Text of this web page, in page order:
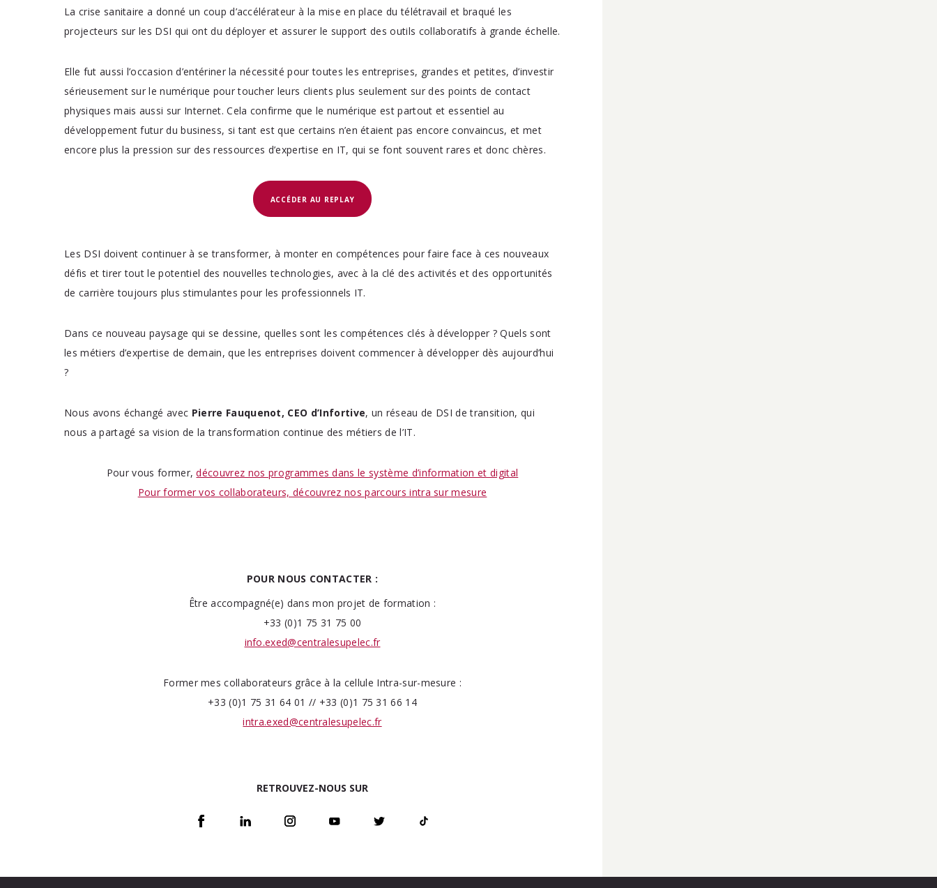
sélectionner
grâce à une
DÉCOUVRIR LES FORMATIONS
La crise sanitaire a donné un coup d’accélérateur à la mise en place du télétravail et braqué les
projecteurs sur les DSI qui ont du déployer et assurer le support des outils collaboratifs à grande échelle.
Elle fut aussi l’occasion d’entériner la nécessité pour toutes les entreprises, grandes et petites, d’investir
sérieusement sur le numérique pour toucher leurs clients plus seulement sur des points de contact
physiques mais aussi sur Internet. Cela confirme que le numérique est partout et essentiel au
développement futur du business, si tant est que certains n’en étaient pas encore convaincus, et met
encore plus la pression sur des ressources d’expertise en IT, qui se font souvent rares et donc chères.
ACCÉDER AU REPLAY
Les DSI doivent continuer à se transformer, à monter en compétences pour faire face à ces nouveaux
défis et tirer tout le potentiel des nouvelles technologies, avec à la clé des activités et des opportunités
de carrière toujours plus stimulantes pour les professionnels IT.
Dans ce nouveau paysage qui se dessine, quelles sont les compétences clés à développer ? Quels sont
les métiers d’expertise de demain, que les entreprises doivent commencer à développer dès aujourd’hui
?
Nous avons échangé avec Pierre Fauquenot, CEO d’Infortive, un réseau de DSI de transition, qui
nous a partagé sa vision de la transformation continue des métiers de l’IT.
Pour vous former,découvrez nos programmes dans le système d’information et digital
Pour former vos collaborateurs, découvrez nos parcours intra sur mesure
POUR NOUS CONTACTER :
Être accompagné(e) dans mon projet de formation :
+33 (0)1 75 31 75 00
info.exed@centralesupelec.fr
Former mes collaborateurs grâce à la cellule Intra-sur-mesure :
+33 (0)1 75 31 64 01 // +33 (0)1 75 31 66 14
intra.exed@centralesupelec.fr
RETROUVEZ-NOUS SUR